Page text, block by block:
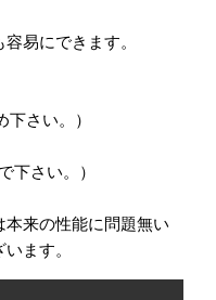
易にできます。
さい。）
下さい。）
来の性能に問題無い
ます。